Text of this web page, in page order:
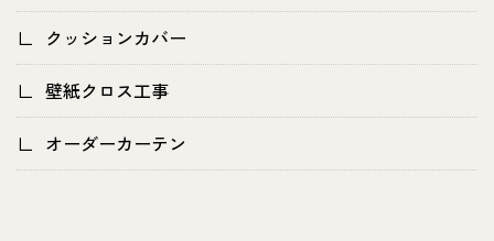
クッションカバー
壁紙クロス工事
オーダーカーテン